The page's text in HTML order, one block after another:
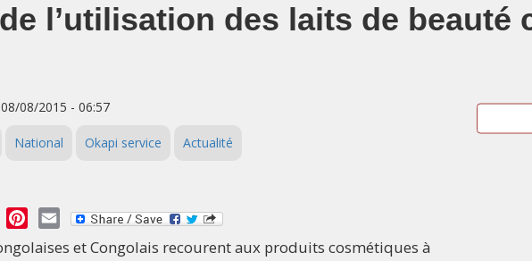
l’utilisation des laits de beauté
08/2015 - 06:57
National Okapi service Actualité
MessagePinterest
Email
et Congolais recourent aux produits cosmétiques à